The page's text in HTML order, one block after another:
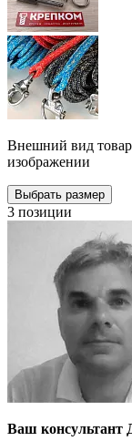
Внешний вид
изображении
Выбрать размер
3 позиции
Ваш консультант